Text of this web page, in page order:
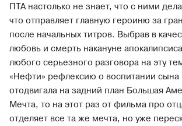
ПТА настолько не знает, что с ними
что отправляет главную героиню за
после начальных титров. Выбрав в
любовь и смерть накануне
любого серьезного разговора на эту
«Нефти» рефлексию о воспитании сына
отодвигала на задний план Большая
Мечта, то на этот раз от фильма про
отделяет все та же мечта, но уже